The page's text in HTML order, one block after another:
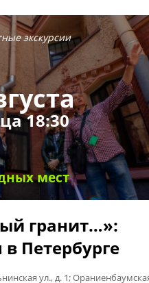
экскурсии
18:30
мест
гранит…»:
Петербурге
ул., д. 1;